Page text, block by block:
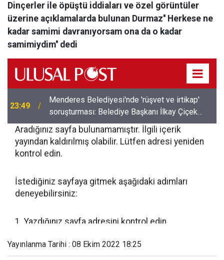
Dinçerler ile öpüştü iddiaları ve özel görüntüler
üzerine açıklamalarda bulunan Durmaz'' Herkese ne
kadar samimi davranıyorsam ona da o kadar
samimiydim'' dedi
Yayınlanma Tarihi : 08 Ekim 2022 18:25